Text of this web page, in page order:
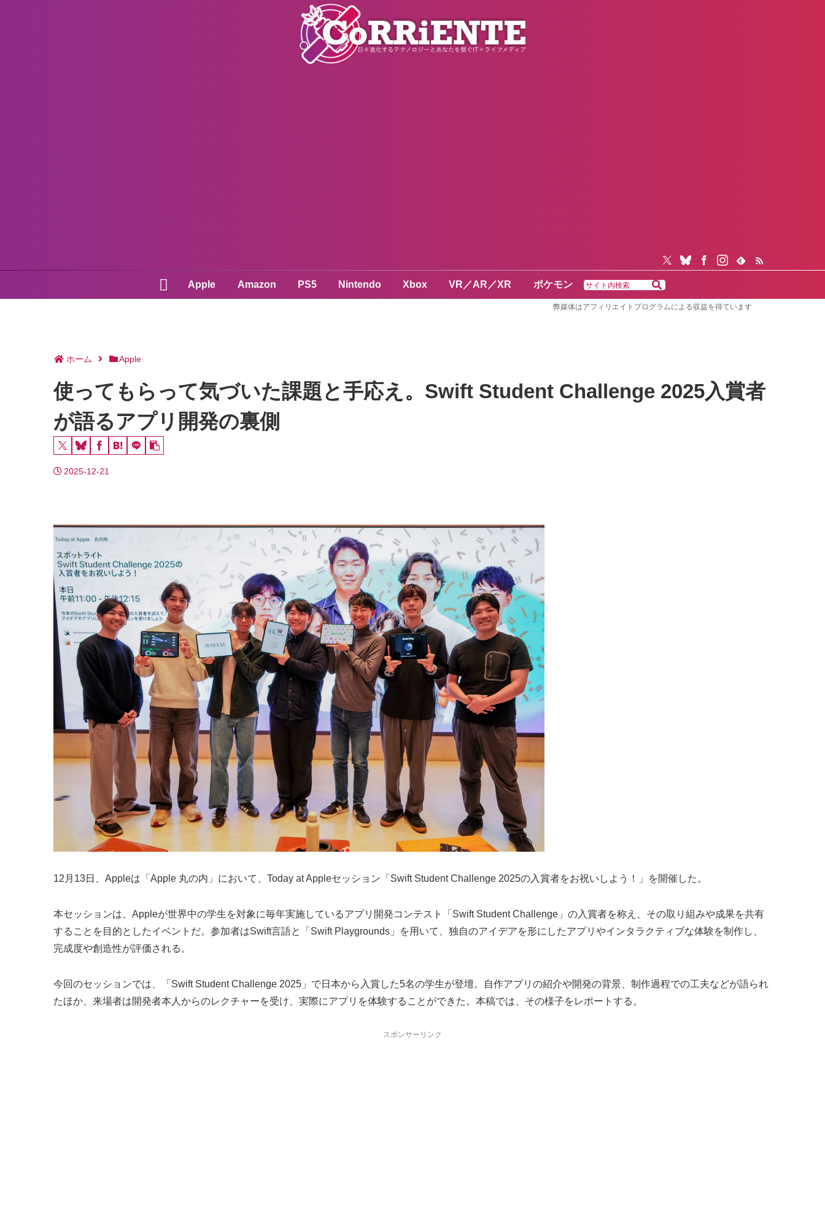
Apple Amazon PS5 Nintendo Xbox VR／AR／XR ポケモン
弊媒体はアフィリエイトプログラムによる収益を得ています
ホーム Apple
使ってもらって気づいた課題と手応え。Swift Student Challenge 2025入賞者
が語るアプリ開発の裏側
2025-12-21
12月13日、Appleは「Apple 丸の内」において、Today at Appleセッション「Swift Student Challenge 2025の入賞者をお祝いしよう！」を開催した。
本セッションは、Appleが世界中の学生を対象に毎年実施しているアプリ開発コンテスト「Swift Student Challenge」の入賞者を称え、その取り組みや成果を共有
することを目的としたイベントだ。参加者はSwift言語と「Swift Playgrounds」を用いて、独自のアイデアを形にしたアプリやインタラクティブな体験を制作し、
完成度や創造性が評価される。
今回のセッションでは、「Swift Student Challenge 2025」で日本から入賞した5名の学生が登壇。自作アプリの紹介や開発の背景、制作過程での工夫などが語られ
たほか、来場者は開発者本人からのレクチャーを受け、実際にアプリを体験することができた。本稿では、その様子をレポートする。
スポンサーリンク